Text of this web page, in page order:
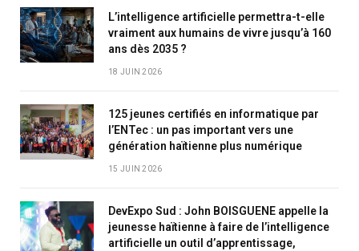
L’intelligence artificielle permettra-t-elle
vraiment aux humains de vivre jusqu’à 160
ans dès 2035 ?
18 JUIN 2026
125 jeunes certifiés en informatique par
l’ENTec : un pas important vers une
génération haïtienne plus numérique
15 JUIN 2026
DevExpo Sud : John BOISGUENE appelle la
jeunesse haïtienne à faire de l’intelligence
artificielle un outil d’apprentissage,